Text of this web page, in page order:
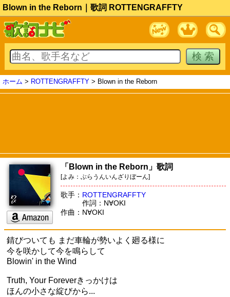
Blown in the Reborn｜歌詞 ROTTENGRAFFTY
ホーム > ROTTENGRAFFTY > Blown in the Reborn
「Blown in the Reborn」歌詞
[よみ：ぶらうんいんざりぼーん]
歌手： ROTTENGRAFFTY
作詞：N∀OKI
作曲：N∀OKI
錆びついても まだ車輪が勢いよく廻る様に
今を咲かして今を鳴らして
Blowin' in the Wind
Truth, Your Foreverきっかけは
ほんの小さな綻びから...